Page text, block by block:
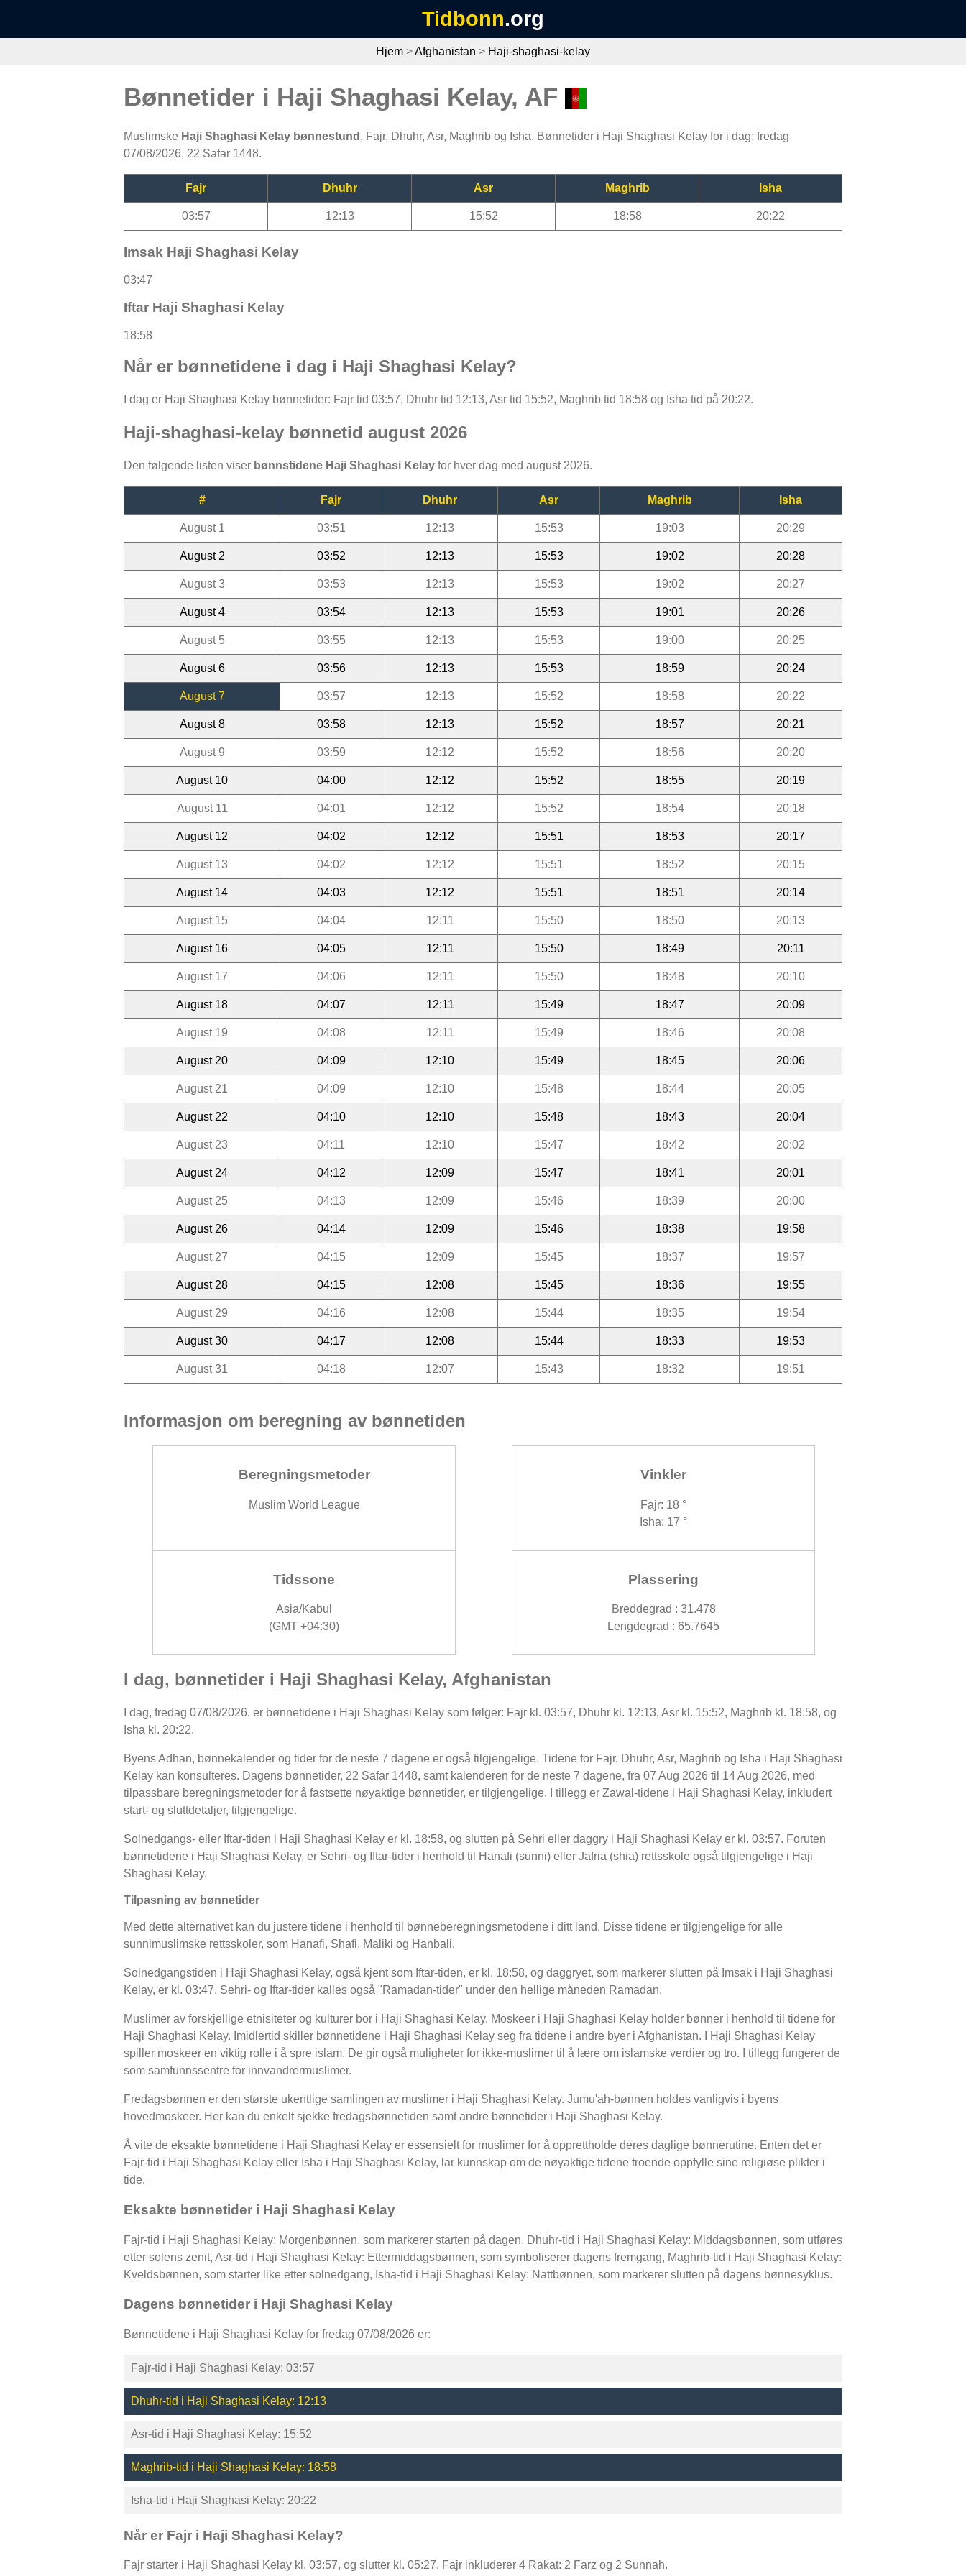
Tidbonn.org
Hjem >Afghanistan > Haji-shaghasi-kelay
Bønnetider i Haji Shaghasi Kelay, AF
Muslimske Haji Shaghasi Kelay bønnestund , Fajr, Dhuhr, Asr, Maghrib og Isha. Bønnetider i Haji Shaghasi Kelay for i dag: fredag
07/08/2026, 22 Safar 1448.
Fajr Dhuhr Asr Maghrib Isha
03:57 12:13 15:52 18:58 20:22
Imsak Haji Shaghasi Kelay
03:47
Iftar Haji Shaghasi Kelay
18:58
Når er bønnetidene i dag i Haji Shaghasi Kelay?
I dag er Haji Shaghasi Kelay bønnetider: Fajr tid 03:57, Dhuhr tid 12:13, Asr tid 15:52, Maghrib tid 18:58 og Isha tid på 20:22.
Haji-shaghasi-kelay bønnetid august 2026
Den følgende listen viser bønnstidene Haji Shaghasi Kelay for hver dag med august 2026.
# Fajr Dhuhr Asr Maghrib Isha
August 1 03:51 12:13 15:53 19:03 20:29
August 2 03:52 12:13 15:53 19:02 20:28
August 3 03:53 12:13 15:53 19:02 20:27
August 4 03:54 12:13 15:53 19:01 20:26
August 5 03:55 12:13 15:53 19:00 20:25
August 6 03:56 12:13 15:53 18:59 20:24
August 7 03:57 12:13 15:52 18:58 20:22
August 8 03:58 12:13 15:52 18:57 20:21
August 9 03:59 12:12 15:52 18:56 20:20
August 10 04:00 12:12 15:52 18:55 20:19
August 11 04:01 12:12 15:52 18:54 20:18
August 12 04:02 12:12 15:51 18:53 20:17
August 13 04:02 12:12 15:51 18:52 20:15
August 14 04:03 12:12 15:51 18:51 20:14
August 15 04:04 12:11 15:50 18:50 20:13
August 16 04:05 12:11 15:50 18:49 20:11
August 17 04:06 12:11 15:50 18:48 20:10
August 18 04:07 12:11 15:49 18:47 20:09
August 19 04:08 12:11 15:49 18:46 20:08
August 20 04:09 12:10 15:49 18:45 20:06
August 21 04:09 12:10 15:48 18:44 20:05
August 22 04:10 12:10 15:48 18:43 20:04
August 23 04:11 12:10 15:47 18:42 20:02
August 24 04:12 12:09 15:47 18:41 20:01
August 25 04:13 12:09 15:46 18:39 20:00
August 26 04:14 12:09 15:46 18:38 19:58
August 27 04:15 12:09 15:45 18:37 19:57
August 28 04:15 12:08 15:45 18:36 19:55
August 29 04:16 12:08 15:44 18:35 19:54
August 30 04:17 12:08 15:44 18:33 19:53
August 31 04:18 12:07 15:43 18:32 19:51
Informasjon om beregning av bønnetiden
Beregningsmetoder
Muslim World League
Vinkler
Fajr: 18 °
Isha: 17 °
Tidssone
Asia/Kabul
(GMT +04:30)
Plassering
Breddegrad : 31.478
Lengdegrad : 65.7645
I dag, bønnetider i Haji Shaghasi Kelay, Afghanistan
I dag, fredag 07/08/2026, er bønnetidene i Haji Shaghasi Kelay som følger: Fajr kl. 03:57, Dhuhr kl. 12:13, Asr kl. 15:52, Maghrib kl. 18:58, og
Isha kl. 20:22.
Byens Adhan, bønnekalender og tider for de neste 7 dagene er også tilgjengelige. Tidene for Fajr, Dhuhr, Asr, Maghrib og Isha i Haji Shaghasi
Kelay kan konsulteres. Dagens bønnetider, 22 Safar 1448, samt kalenderen for de neste 7 dagene, fra 07 Aug 2026 til 14 Aug 2026, med
tilpassbare beregningsmetoder for å fastsette nøyaktige bønnetider, er tilgjengelige. I tillegg er Zawal-tidene i Haji Shaghasi Kelay, inkludert
start- og sluttdetaljer, tilgjengelige.
Solnedgangs- eller Iftar-tiden i Haji Shaghasi Kelay er kl. 18:58, og slutten på Sehri eller daggry i Haji Shaghasi Kelay er kl. 03:57. Foruten
bønnetidene i Haji Shaghasi Kelay, er Sehri- og Iftar-tider i henhold til Hanafi (sunni) eller Jafria (shia) rettsskole også tilgjengelige i Haji
Shaghasi Kelay.
Tilpasning av bønnetider
Med dette alternativet kan du justere tidene i henhold til bønneberegningsmetodene i ditt land. Disse tidene er tilgjengelige for alle
sunnimuslimske rettsskoler, som Hanafi, Shafi, Maliki og Hanbali.
Solnedgangstiden i Haji Shaghasi Kelay, også kjent som Iftar-tiden, er kl. 18:58, og daggryet, som markerer slutten på Imsak i Haji Shaghasi
Kelay, er kl. 03:47. Sehri- og Iftar-tider kalles også "Ramadan-tider" under den hellige måneden Ramadan.
Muslimer av forskjellige etnisiteter og kulturer bor i Haji Shaghasi Kelay. Moskeer i Haji Shaghasi Kelay holder bønner i henhold til tidene for
Haji Shaghasi Kelay. Imidlertid skiller bønnetidene i Haji Shaghasi Kelay seg fra tidene i andre byer i Afghanistan. I Haji Shaghasi Kelay
spiller moskeer en viktig rolle i å spre islam. De gir også muligheter for ikke-muslimer til å lære om islamske verdier og tro. I tillegg fungerer de
som samfunnssentre for innvandrermuslimer.
Fredagsbønnen er den største ukentlige samlingen av muslimer i Haji Shaghasi Kelay. Jumu'ah-bønnen holdes vanligvis i byens
hovedmoskeer. Her kan du enkelt sjekke fredagsbønnetiden samt andre bønnetider i Haji Shaghasi Kelay.
Å vite de eksakte bønnetidene i Haji Shaghasi Kelay er essensielt for muslimer for å opprettholde deres daglige bønnerutine. Enten det er
Fajr-tid i Haji Shaghasi Kelay eller Isha i Haji Shaghasi Kelay, lar kunnskap om de nøyaktige tidene troende oppfylle sine religiøse plikter i
tide.
Eksakte bønnetider i Haji Shaghasi Kelay
Fajr-tid i Haji Shaghasi Kelay: Morgenbønnen, som markerer starten på dagen, Dhuhr-tid i Haji Shaghasi Kelay: Middagsbønnen, som utføres
etter solens zenit, Asr-tid i Haji Shaghasi Kelay: Ettermiddagsbønnen, som symboliserer dagens fremgang, Maghrib-tid i Haji Shaghasi Kelay:
Kveldsbønnen, som starter like etter solnedgang, Isha-tid i Haji Shaghasi Kelay: Nattbønnen, som markerer slutten på dagens bønnesyklus.
Dagens bønnetider i Haji Shaghasi Kelay
Bønnetidene i Haji Shaghasi Kelay for fredag 07/08/2026 er:
Fajr-tid i Haji Shaghasi Kelay: 03:57
Dhuhr-tid i Haji Shaghasi Kelay: 12:13
Asr-tid i Haji Shaghasi Kelay: 15:52
Maghrib-tid i Haji Shaghasi Kelay: 18:58
Isha-tid i Haji Shaghasi Kelay: 20:22
Når er Fajr i Haji Shaghasi Kelay?
Fajr starter i Haji Shaghasi Kelay kl. 03:57, og slutter kl. 05:27. Fajr inkluderer 4 Rakat: 2 Farz og 2 Sunnah.